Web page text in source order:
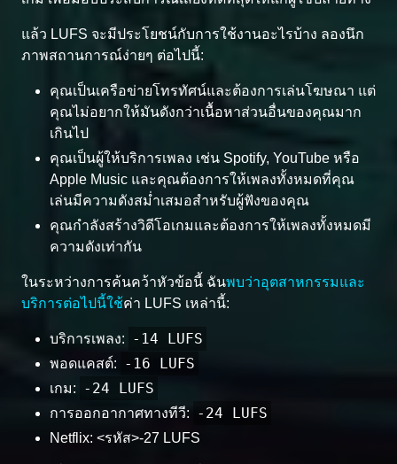
แล้ว LUFS จะมีประโยชน์กับการใช้งานอะไรบ้าง ลองนึก
ภาพสถานการณ์ง่ายๆ ต่อไปนี้:
คุณเป็นเครือข่ายโทรทัศน์และต้องการเล่นโฆษณา แต่
คุณไม่อยากให้มันดังกว่าเนื้อหาส่วนอื่นของคุณมาก
เกินไป
คุณเป็นผู้ให้บริการเพลง เช่น Spotify, YouTube หรือ
Apple Music และคุณต้องการให้เพลงทั้งหมดที่คุณ
เล่นมีความดังสม่ำเสมอสำหรับผู้ฟังของคุณ
คุณกำลังสร้างวิดีโอเกมและต้องการให้เพลงทั้งหมดมี
ความดังเท่ากัน
ในระหว่างการค้นคว้าหัวข้อนี้ ฉันพบว่าอุตสาหกรรมและ
บริการต่อไปนี้ใช้ค่า LUFS เหล่านี้:
บริการเพลง: -14 LUFS
พอดแคสต์: -16 LUFS
เกม: -24 LUFS
การออกอากาศทางทีวี: -24 LUFS
Netflix: <รหัส>-27 LUFS